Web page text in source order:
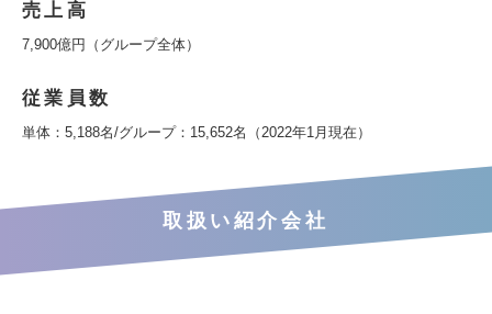
売上高
7,900億円（グループ全体）
従業員数
単体：5,188名/グループ：15,652名（2022年1月現在）
取扱い紹介会社